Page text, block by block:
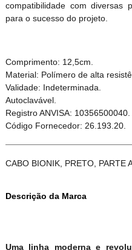
compatibilidade com diversas
para o sucesso do projeto.
Comprimento: 12,5cm.
Material: Polímero de alta
Validade: Indeterminada.
Autoclavável.
Registro ANVISA: 10356500040.
Código Fornecedor: 26.193.20.
CABO BIONIK, PRETO, PARTE
Descrição da Marca
Uma linha moderna e